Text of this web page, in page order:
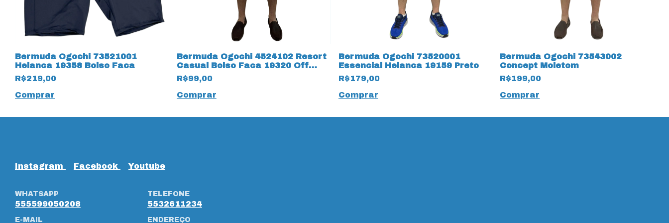
Bermuda Ogochi 73521001
Helanca 19358 Bolso Faca
R$219,00
Comprar
Bermuda Ogochi 4524102 Resort
Casual Bolso Faca 19320 Off
White
R$99,00
Comprar
Bermuda Ogochi 73520001
Essencial Helanca 19159 Preto
R$179,00
Comprar
Bermuda Ogochi 73543002
Concept Moletom
R$199,00
Comprar
Instagram Facebook Youtube
WHATSAPP
555599050208
TELEFONE
5532611234
E-MAIL ENDEREÇO